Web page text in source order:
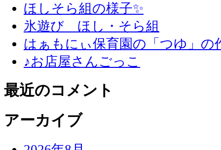
ほしそら組の様子✨
氷遊び ほし・そら組
はぁもにぃ保育園の「つゆ」の
♪お店屋さんごっこ
最近のコメント
アーカイブ